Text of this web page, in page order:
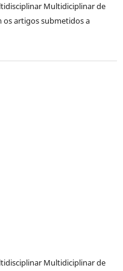
Multidiciplinar de
os artigos submetidos a
Multidiciplinar de